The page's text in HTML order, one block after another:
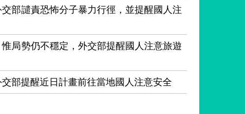
部譴責恐怖分子暴力行徑，並提醒國人注
局勢仍不穩定，外交部提醒國人注意旅遊
部提醒近日計畫前往當地國人注意安全